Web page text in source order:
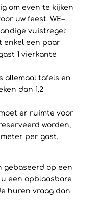
om even te kijken
uw feest. WE–
vuistregel:
enkel een paar
1 vierkante
allemaal tafels en
dan 1.2
er ruimte voor
worden,
per gast.
gebaseerd op een
een opblaasbare
huren vraag dan